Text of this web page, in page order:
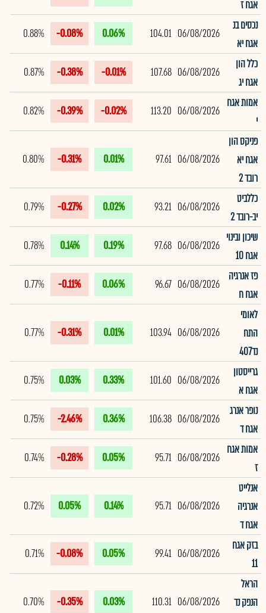
אגח ז
נכסים בנ
אגח יא
06/08/2026
104.01
0.06%
-0.08%
0.88%
כלל הון
אגח יג
06/08/2026
107.68
-0.01%
-0.38%
0.87%
אמות אגח
י
06/08/2026
113.20
-0.02%
-0.39%
0.82%
פניקס הון
אגח יא
רובד 2
06/08/2026
97.61
0.01%
-0.31%
0.80%
כללביט
יב-רובד 2
06/08/2026
93.21
0.02%
-0.27%
0.79%
שיכון ובינוי
אגח 10
06/08/2026
97.68
0.19%
0.14%
0.78%
פז אנרגיה
אגח ח
06/08/2026
96.67
0.06%
-0.11%
0.77%
לאומי
התח
נד407
06/08/2026
103.94
0.01%
-0.31%
0.77%
גרייסטון
אגח א
06/08/2026
101.60
0.33%
0.03%
0.75%
נופר אנרג
אגח ד
06/08/2026
106.38
0.36%
-2.46%
0.75%
אמות אגח
ז
06/08/2026
95.71
0.05%
-0.28%
0.74%
אנלייט
אנרגיה
אגח ד
06/08/2026
95.71
0.14%
0.05%
0.72%
בזק אגח
11
06/08/2026
99.41
0.05%
-0.08%
0.71%
הראל
הנפק נד
06/08/2026
110.31
0.03%
-0.35%
0.70%